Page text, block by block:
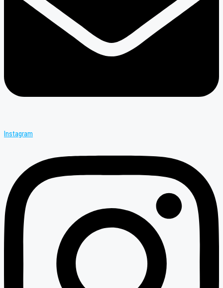
Instagram